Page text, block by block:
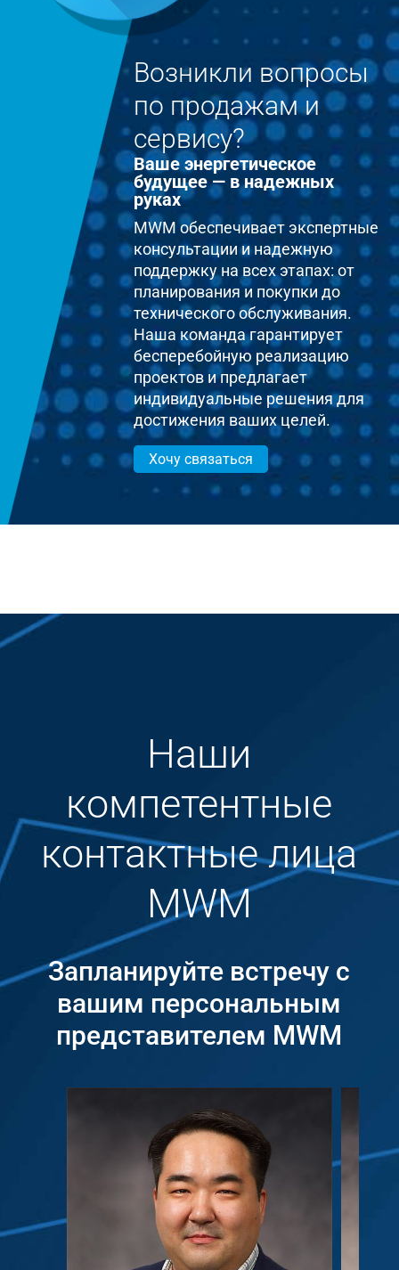
Возникли вопросы
по продажам и
сервису?
Ваше энергетическое
будущее — в надежных
руках
MWM обеспечивает экспертные
консультации и надежную
поддержку на всех этапах: от
планирования и покупки до
технического обслуживания.
Наша команда гарантирует
бесперебойную реализацию
проектов и предлагает
индивидуальные решения для
достижения ваших целей.
Хочу связаться
Наши
компетентные
контактные лица
MWM
Запланируйте встречу с
вашим персональным
представителем MWM